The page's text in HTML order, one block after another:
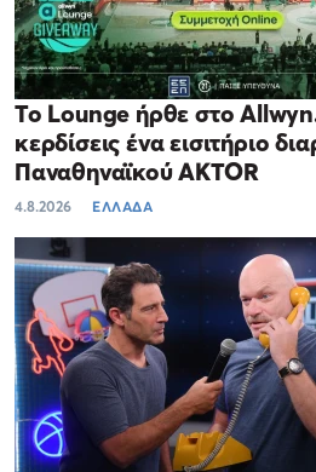
Το Lounge ήρθε στο
κερδίσεις ένα εισιτήριο
Παναθηναϊκού AKTOR
4.8.2026 ΕΛΛΑΔΑ